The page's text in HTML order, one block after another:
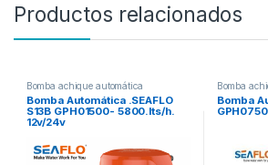
Productos relacionados
Bomba achique automática
Bomba Automática .SEAFLO
S13B GPH01500- 5800.lts/h.
12v/24v
Bomba
Bomba